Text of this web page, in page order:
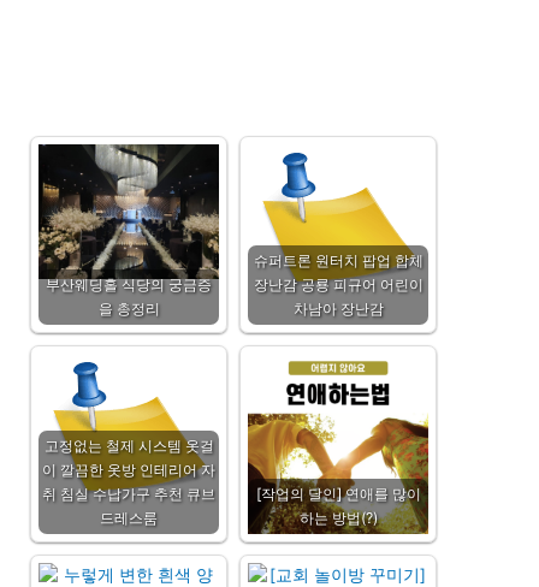
부산웨딩홀 식당의 궁금증
을 총정리
슈퍼트론 원터치 팝업 합체
장난감 공룡 피규어 어린이
차남아 장난감
고정없는 철제 시스템 옷걸
이 깔끔한 옷방 인테리어 자
취 침실 수납가구 추천 큐브
드레스룸
[작업의 달인] 연애를 많이
하는 방법(?)